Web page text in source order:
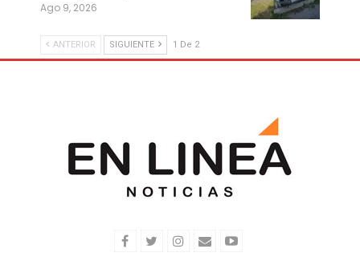
Ago 9, 2026
ANTERIOR SIGUIENTE 1 De 2